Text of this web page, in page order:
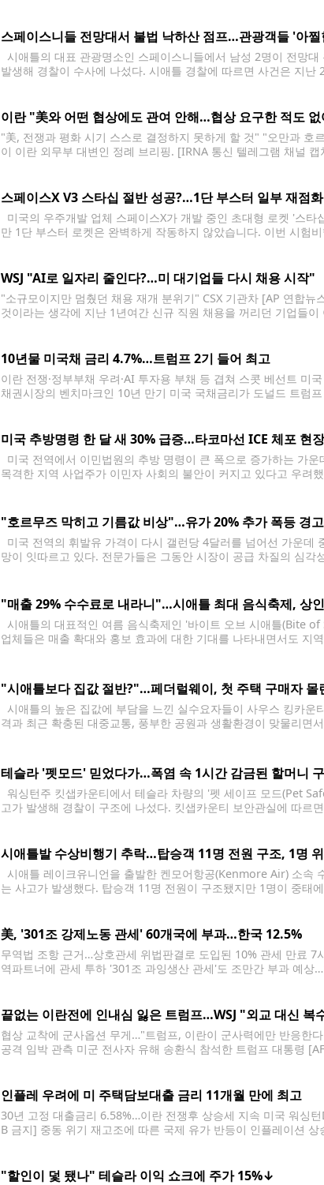
스페이스니들 전망대서 불법 낙하산 점프…관광객들 '아
시애틀의 대표 관광명소인 스페이스니들에서 남성 2명이 전망
발생해 경찰이 수사에 나섰다. 시애틀 경찰에 따르면 사건은 지
이란 "美와 어떤 협상에도 관여 안해…협상 요구한 적도
"美, 전쟁과 평화 시기 스스로 결정하지 못하게 할 것" "오만과
이 이란 외무부 대변인 정례 브리핑. [IRNA 통신 텔레그램 채널
스페이스X V3 스타십 절반 성공?…1단 부스터 일부 재점
미국의 우주개발 업체 스페이스X가 개발 중인 초대형 로켓 '스
만 1단 부스터 로켓은 완벽하게 작동하지 않았습니다. 이번 시험
WSJ "AI로 일자리 줄인다?…미 대기업들 다시 채용 시작"
"소규모이지만 멈췄던 채용 재개 분위기" CSX 기관차 [AP 연합
것이라는 생각에 지난 1년여간 신규 직원 채용을 꺼리던 기업들
10년물 미국채 금리 4.7%…트럼프 2기 들어 최고
이란 전쟁·정부부채 우려·AI 투자용 부채 등 겹쳐 스콧 베선트 미
채권시장의 벤치마크인 10년 만기 미국 국채금리가 도널드 트럼
미국 추방명령 한 달 새 30% 급증…타코마선 ICE 체포 현
미국 전역에서 이민법원의 추방 명령이 큰 폭으로 증가하는 가
목격한 지역 사업주가 이민자 사회의 불안이 커지고 있다고 우려
"호르무즈 막히고 기름값 비상"…유가 20% 추가 폭등 경고
미국 전역의 휘발유 가격이 다시 갤런당 4달러를 넘어선 가운데
망이 잇따르고 있다. 전문가들은 그동안 시장이 공급 차질의 심
"매출 29% 수수료로 내라니"…시애틀 최대 음식축제, 상
시애틀의 대표적인 여름 음식축제인 '바이트 오브 시애틀(Bite
업체들은 매출 확대와 홍보 효과에 대한 기대를 나타내면서도 지
"시애틀보다 집값 절반?"…페더럴웨이, 첫 주택 구매자 몰
시애틀의 높은 집값에 부담을 느낀 실수요자들이 사우스 킹카
격과 최근 확충된 대중교통, 풍부한 공원과 생활환경이 맞물리면
테슬라 '펫모드' 믿었다가…폭염 속 1시간 감금된 할머니
워싱턴주 킷샙카운티에서 테슬라 차량의 '펫 세이프 모드(Pet
고가 발생해 경찰이 구조에 나섰다. 킷샙카운티 보안관실에 따르
시애틀발 수상비행기 추락…탑승객 11명 전원 구조, 1명
시애틀 레이크유니언을 출발한 켄모어항공(Kenmore Air) 소속
는 사고가 발생했다. 탑승객 11명 전원이 구조됐지만 1명이 중태
美, '301조 강제노동 관세' 60개국에 부과…한국 12.5%
무역법 조항 근거…상호관세 위법판결로 도입된 10% 관세 만료
역파트너에 관세 투하 '301조 과잉생산 관세'도 조만간 부과 예상
끝없는 이란전에 인내심 잃은 트럼프…WSJ "외교 대신 복
협상 교착에 군사옵션 무게…"트럼프, 이란이 군사력에만 반응한
공격 임박 관측 미군 전사자 유해 송환식 참석한 트럼프 대통령
인플레 우려에 미 주택담보대출 금리 11개월 만에 최고
30년 고정 대출금리 6.58%…이란 전쟁후 상승세 지속 미국 워싱
B 금지] 중동 위기 재고조에 따른 국제 유가 반등이 인플레이션
"할인이 덫 됐나" 테슬라 이익 쇼크에 주가 15%↓